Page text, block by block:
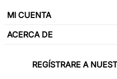
MI CUENTA
ACERCA DE
REGÍSTRARE A